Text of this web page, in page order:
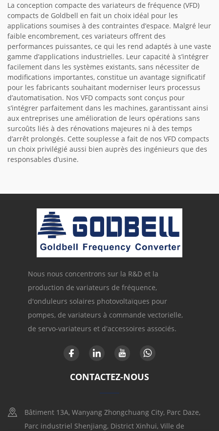
La conception compacte des variateurs de fréquence (VFD)
compacts de Goldbell en fait un choix idéal pour les
applications soumises à des contraintes d’espace. Malgré leur
faible encombrement, ces variateurs offrent des
performances puissantes, ce qui les rend adaptés à une vaste
gamme d’applications industrielles. Leur capacité à s’intégrer
facilement dans les systèmes existants, sans nécessiter de
modifications importantes, constitue un avantage significatif
pour les fabricants souhaitant moderniser leurs processus
d’automatisation. Nos VFD compacts sont conçus pour
s’intégrer parfaitement dans les machines, garantissant ainsi
aux entreprises une amélioration de leurs opérations sans
surcoûts liés à des rénovations majeures ni à des temps
d’arrêt prolongés. Cette souplesse a fait de nos VFD compacts
un choix privilégié aussi bien auprès des ingénieurs que des
responsables d’usine.
Nous nous concentrons sur la R&D et la
production de variateurs de fréquence,
d'onduleurs solaires photovoltaïques pour
pompes, de variateurs à commande vectorielle,
de servo-variateurs et d'accessoires associés.
CONTACTEZ-NOUS
Bâtiment 13A, Wanyang Zhongchuang City, Parc Daze,
Parc industriel Shenjiang, District Xinhui, Ville de